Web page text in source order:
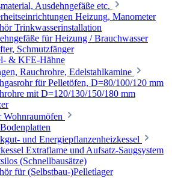
Ausdehngefäße etc.
Heizung, Manometer
Trinkwasserinstallation
für Heizung / Brauchwasser
Schmutzfänger
& KFE-Hähne
Rauchrohre, Edelstahlkamine
für Pelletöfen, D=80/100/120 mm
mit D=120/130/150/180 mm
Wohnraumöfen
und Energiepflanzenheizkessel
Extraflame und Aufsatz-Saugsystem
(Schnellbausätze)
für (Selbstbau-)Pelletlager